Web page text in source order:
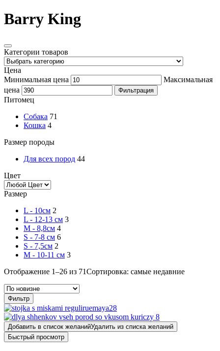
Barry King
Категории товаров
Цена
Минимальная цена
Максимальная
цена
Фильтрация
Питомец
Собака 71
Кошка 4
Размер породы
Для всех пород 44
Цвет
Размер
L - 10см 2
L - 12-13 см 3
M - 8,8см 4
S - 7-8 см 6
S - 7,5см 2
М - 10-11 см 3
Отображение 1–26 из 71Сортировка: самые недавние
Фильтр
Добавить в список желанийУдалить из списка желаний
Быстрый просмотр